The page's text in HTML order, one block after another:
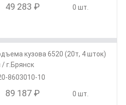
49 283 ₽ 0 шт.
кузова 6520 (20т, 4 шток)
г.Брянск
8603010-10
89 187 ₽ 0 шт.